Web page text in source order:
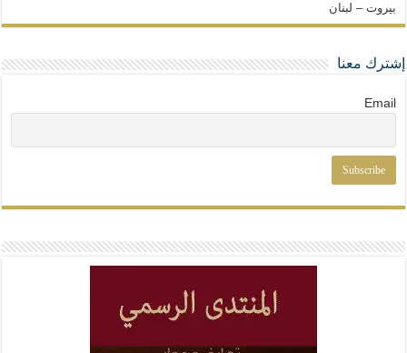
بيروت – لبنان
إشترك معنا
Email